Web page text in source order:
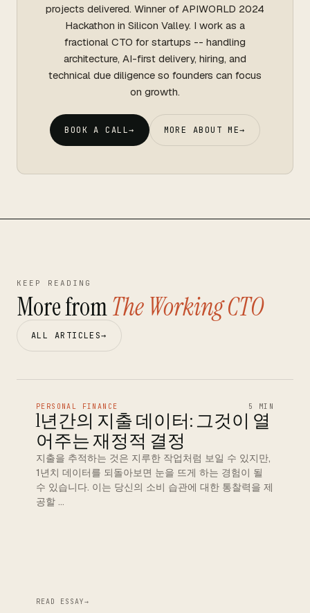
projects delivered. Winner of APIWORLD 2024
Hackathon in Silicon Valley. I work as a
fractional CTO for startups -- handling
architecture, AI-first delivery, hiring, and
technical due diligence so founders can focus
on growth.
BOOK A CALL→ MORE ABOUT ME→
KEEP READING
More fromThe Working CTO
ALL ARTICLES→
PERSONAL FINANCE 5 MIN
1년간의 지출 데이터: 그것이 열
어주는 재정적 결정
지출을 추적하는 것은 지루한 작업처럼 보일 수 있지만,
1년치 데이터를 되돌아보면 눈을 뜨게 하는 경험이 될
수 있습니다. 이는 당신의 소비 습관에 대한 통찰력을 제
공할 …
READ ESSAY→